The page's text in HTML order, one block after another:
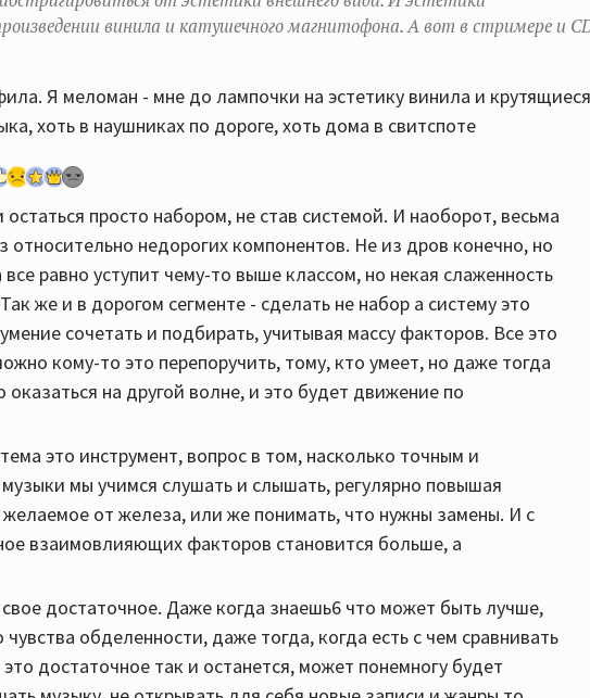
винила и катушечного магнитофона. А вот в стримере и
Я меломан - мне до лампочки на эстетику винила и крутящиеся
хоть в наушниках по дороге, хоть дома в свитспоте
просто набором, не став системой. И наоборот, весьма
недорогих компонентов. Не из дров конечно, но
равно уступит чему-то выше классом, но некая слаженность
же и в дорогом сегменте - сделать не набор а систему это
сочетать и подбирать, учитывая массу факторов. Все это
кому-то это перепоручить, тому, кто умеет, но даже тогда
на другой волне, и это будет движение по
это инструмент, вопрос в том, насколько точным и
мы учимся слушать и слышать, регулярно повышая
желаемое от железа, или же понимать, что нужны замены. И с
взаимовлияющих факторов становится больше, а
достаточное. Даже когда знаешь6 что может быть лучше,
обделенности, даже тогда, когда есть с чем сравнивать
достаточное так и останется, может понемногу будет